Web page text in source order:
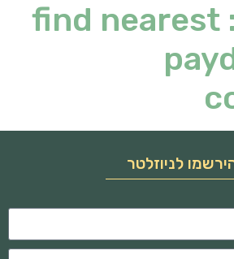
find nearest
לניוזלטר